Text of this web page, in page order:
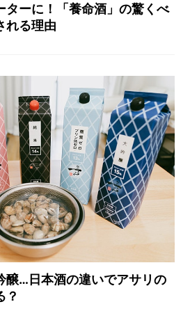
ターに！「養命酒」の驚くべ
れる理由
醸…日本酒の違いでアサリの
？